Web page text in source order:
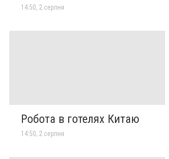
14:50, 2 серпня
Робота в готелях Китаю
14:50, 2 серпня